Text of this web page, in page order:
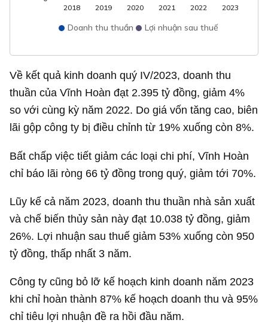
Doanh thu thuần Lợi nhuận sau thuế
2018 2019 2020 2021 2022 2023
Về kết quả kinh doanh quý IV/2023, doanh thu
thuần của Vĩnh Hoàn đạt 2.395 tỷ đồng, giảm 4%
so với cùng kỳ năm 2022. Do giá vốn tăng cao, biên
lãi gộp công ty bị điều chỉnh từ 19% xuống còn 8%.
Bất chấp việc tiết giảm các loại chi phí, Vĩnh Hoàn
chỉ báo lãi ròng 66 tỷ đồng trong quý, giảm tới 70%.
Lũy kế cả năm 2023, doanh thu thuần nhà sản xuất
và chế biến thủy sản này đạt 10.038 tỷ đồng, giảm
26%. Lợi nhuận sau thuế giảm 53% xuống còn950
tỷ đồng, thấp nhất 3 năm.
Công ty cũng bỏ lỡ kế hoạch kinh doanh năm 2023
khi chỉ hoàn thành 87% kế hoạch doanh thu và 95%
chỉ tiêu lợi nhuận đề ra hồi đầu năm.